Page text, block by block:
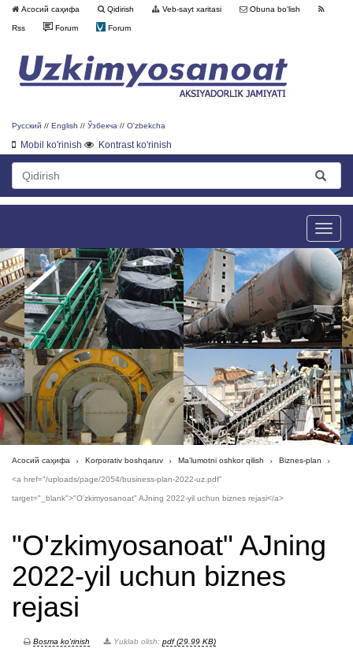
Асосий саҳифа Qidirish Veb-sayt xaritasi Obuna bo'lish
Rss Forum Forum
Русский // English // Ўзбекча // O'zbekcha
Mobil ko'rinish Kontrast ko'rinish
Toggle
Асосий саҳифа Korporativ boshqaruv Ma'lumotni oshkor qilish Biznes-plan
<a href="/uploads/page/2054/business-plan-2022-uz.pdf"
target="_blank">"O'zkimyosanoat" AJning 2022-yil uchun biznes rejasi</a>
"O'zkimyosanoat" AJning
2022-yil uchun biznes
rejasi
Bosma ko'rinish Yuklab olish: pdf (29.99 KB)